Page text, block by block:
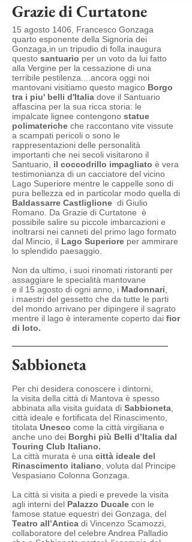
Grazie di Curtatone
15 agosto 1406, Francesco Gonzaga
quarto esponente della Signoria dei
Gonzaga,in un tripudio di folla inaugura
questo santuario per un voto da lui fatto
alla Vergine per la cessazione di una
terribile pestilenza....ancora oggi noi
mantovani visitiamo questo magico Borgo
tra i piu' belli d'Italia dove il Santuario
affascina per la sua ricca storia: le
impalcate lignee contengono statue
polimateriche che raccontano vite vissute
a scampati pericoli o sono le
rappresentazioni delle personalità
importanti che nei secoli visitarono il
Santuario, il coccodrillo impagliato è vera
testimonianza di un cacciatore del vicino
Lago Superiore mentre le cappelle sono di
pura bellezza ed in particolar modo quella di
Baldassarre Castliglione di Giulio
Romano. Da Grazie di Curtatone è
possibile salire su piccole imbarcazioni e
inoltrarsi nei canneti del primo lago formato
dal Mincio, il Lago Superiore per ammirare
lo splendido paesaggio.
Non da ultimo, i suoi rinomati ristoranti per
assaggiare le specialità mantovane
e il 15 agosto di ogni anno, i Madonnari
i maestri del gessetto che da tutte le parti
del mondo arrivano per dipingere il sagrato
mentre il lago è interamente coperto dai fior
di loto.
Sabbioneta
Per chi desidera conoscere i dintorni,
la visita della città di Mantova è spesso
abbinata alla visita guidata di Sabbioneta
città ideale e fortificata del Rinascimento,
titolata Unesco come la città virgiliana e
anche uno dei Borghi più Belli d’Italia dal
Touring Club Italiano.
La città murata è una città ideale del
Rinascimento italiano , voluta dal Principe
Vespasiano Colonna Gonzaga.
La città si visita a piedi e prevede la visita
agli interni del Palazzo Ducale con le
famose statue equestri dei Gonzaga, del
Teatro all’Antica di Vincenzo Scamozzi,
collaboratore del celebre Andrea Palladio